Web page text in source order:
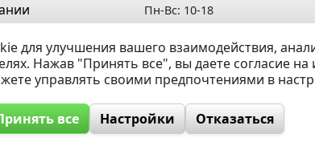
/ Ответ
Пн-Вс: 10-18
Без выходных
Политика обработки
данных
для улучшения вашего взаимодействия,
Нажав "Принять все", вы даете согласие
управлять своими предпочтениями в
все
Настройки Отказаться